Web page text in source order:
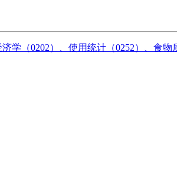
学（0202）、使用统计（0252）、食物